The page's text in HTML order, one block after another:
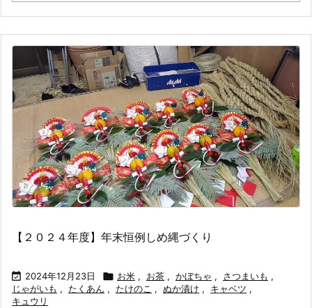
【２０２４年度】年末恒例しめ縄づくり
 2024年12月23日  お米 , お茶 , かぼちゃ , さつまいも ,
じゃがいも , たくあん , たけのこ , ぬか漬け , キャベツ ,
キュウリ